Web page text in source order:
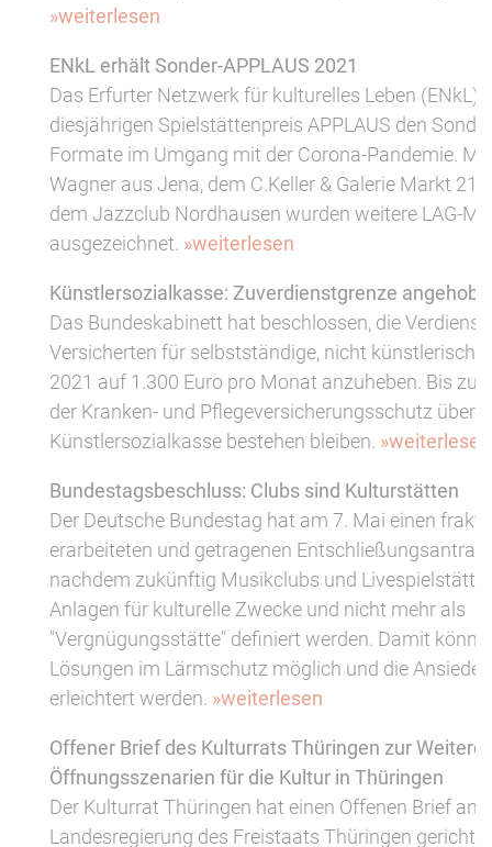
»weiterlesen
ENkL erhält Sonder-APPLAUS 2021
Das Erfurter Netzwerk für kulturelles Leben (ENkL)
diesjährigen Spielstättenpreis APPLAUS den
Formate im Umgang mit der Corona-Pandemie.
Wagner aus Jena, dem C.Keller & Galerie Markt 21
dem Jazzclub Nordhausen wurden weitere LAG-
ausgezeichnet. »weiterlesen
Künstlersozialkasse: Zuverdienstgrenze
Das Bundeskabinett hat beschlossen, die
Versicherten für selbstständige, nicht künstlerische
2021 auf 1.300 Euro pro Monat anzuheben. Bis zu
der Kranken- und Pflegeversicherungsschutz über
Künstlersozialkasse bestehen bleiben. »weiterlesen
Bundestagsbeschluss: Clubs sind Kulturstätten
Der Deutsche Bundestag hat am 7. Mai einen
erarbeiteten und getragenen Entschließungsantrag
nachdem zukünftig Musikclubs und
Anlagen für kulturelle Zwecke und nicht mehr als
"Vergnügungsstätte" definiert werden. Damit
Lösungen im Lärmschutz möglich und die
erleichtert werden. »weiterlesen
Offener Brief des Kulturrats Thüringen zur
Öffnungsszenarien für die Kultur in Thüringen
Der Kulturrat Thüringen hat einen Offenen Brief an
Landesregierung des Freistaats Thüringen